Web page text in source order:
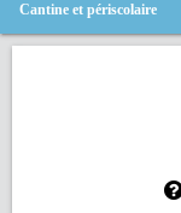
Cantine et périscolaire